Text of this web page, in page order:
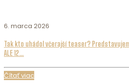
6. marca 2026
Tak kto uhádol včerajší teaser?
ALE 12…
Čítať viac